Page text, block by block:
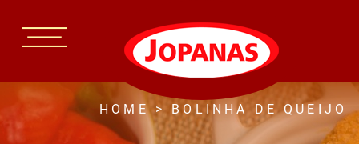
HOME>BOLINHA DE QUEIJO